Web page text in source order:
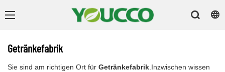
Getränkefabrik
Sie sind am richtigen Ort für Getränkefabrik.Inzwischen wissen